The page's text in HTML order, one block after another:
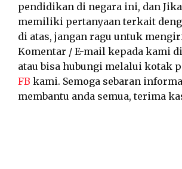
pendidikan di negara ini, dan
memiliki pertanyaan terkait
di atas, jangan ragu untuk
Komentar / E-mail kepada kami di
atau bisa hubungi melalui kotak
FB kami. Semoga sebaran
membantu anda semua, terima